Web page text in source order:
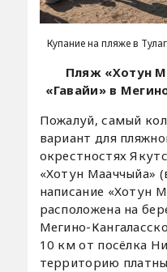
Купание на пляже в
Пляж «Хотун
«Гавайи» в
Пожалуй, самый
вариант для
окрестностях
«Хотун Мааччыйа»
написание «Хотун
расположена на
Мегино-
10 км от посёлка
территорию